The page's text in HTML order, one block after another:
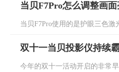
当贝F7Pro怎么调整画
当贝F7Pro使用的是护眼三色
双十一当贝投影仪持续
今年的双十一活动开启的非常